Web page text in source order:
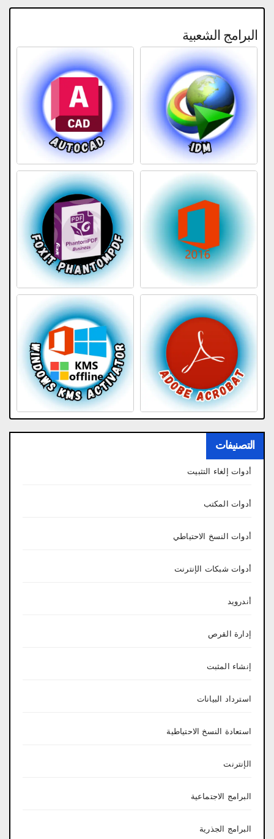
البرامج الشعبية
التصنيفات
أدوات إلغاء التثبيت
أدوات المكتب
أدوات النسخ الاحتياطي
أدوات شبكات الإنترنت
أندرويد
إدارة القرص
إنشاء المثبت
استرداد البيانات
استعادة النسخ الاحتياطية
الإنترنت
البرامج الاجتماعية
البرامج الجذرية